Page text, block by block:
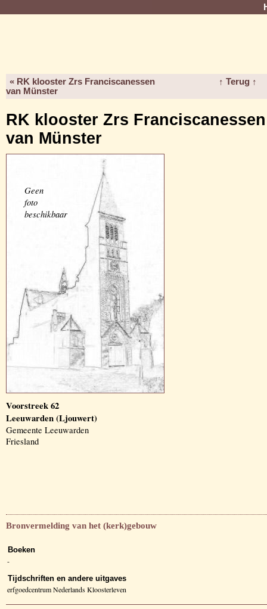
« RK klooster Zrs Franciscanessen
van Münster
↑ Terug ↑
RK klooster Zrs Franciscanessen
van Münster
Geen
foto
beschikbaar
Voorstreek 62
Leeuwarden (Ljouwert)
Gemeente Leeuwarden
Friesland
Bronvermelding van het (kerk)gebouw
Boeken
-
Tijdschriften en andere uitgaves
erfgoedcentrum Nederlands Kloosterleven